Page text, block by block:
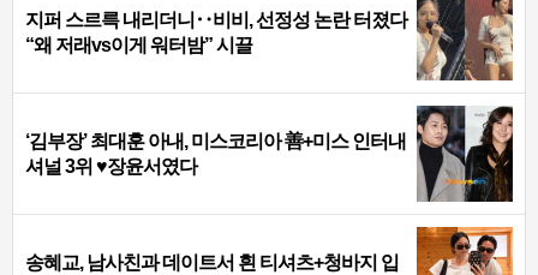
지퍼 스르륵 내리더니‥비비, 선정성 논란 터졌다
“왜 저래vs이게 워터밤” 시끌
‘김부장’ 최대훈 아내, 미스코리아 善+미스 인터내
셔널 3위 ♥장윤서였다
송혜교, 남사친과 데이트서 흰 티셔츠+청바지 입